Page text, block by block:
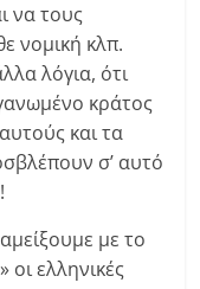
να τους
νομική κλπ.
λόγια, ότι
κράτος
και τα
σ’ αυτό
με το
ελληνικές